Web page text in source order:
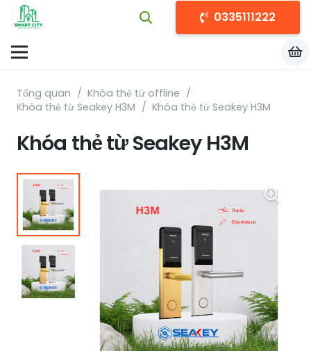
0335111222
Tổng quan / Khóa thẻ từ offline /
Khóa thẻ từ Seakey H3M / Khóa thẻ từ Seakey H3M
Khóa thẻ từ Seakey H3M